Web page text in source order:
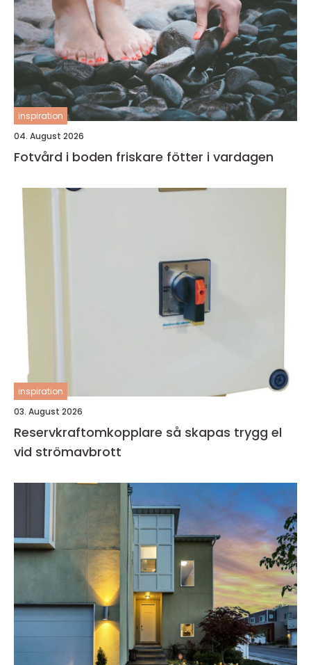
inspiration
04. August 2026
Fotvård i boden friskare fötter i vardagen
inspiration
03. August 2026
Reservkraftomkopplare så skapas trygg el
vid strömavbrott